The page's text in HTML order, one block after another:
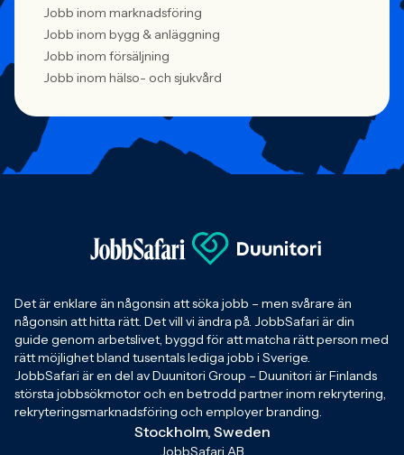
Jobb inom marknadsföring
Jobb inom bygg & anläggning
Jobb inom försäljning
Jobb inom hälso- och sjukvård
Det är enklare än någonsin att söka jobb – men svårare än
någonsin att hitta rätt. Det vill vi ändra på. JobbSafari är din
guide genom arbetslivet, byggd för att matcha rätt person med
rätt möjlighet bland tusentals lediga jobb i Sverige.
JobbSafari är en del av Duunitori Group – Duunitori är Finlands
största jobbsökmotor och en betrodd partner inom rekrytering,
rekryteringsmarknadsföring och employer branding.
Stockholm, Sweden
JobbSafari AB